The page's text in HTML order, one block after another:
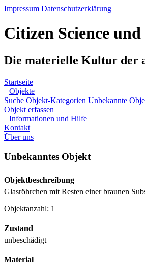
Impressum Datenschutzerklärung
Citizen Science
Die materielle Kultur der
Startseite
Objekte
Suche Objekt-Kategorien Unbekannte
Objekt erfassen
Informationen und Hilfe
Kontakt
Über uns
Unbekanntes Objekt
Objektbeschreibung
Glasröhrchen mit Resten einer braunen
Objektanzahl: 1
Zustand
unbeschädigt
Material